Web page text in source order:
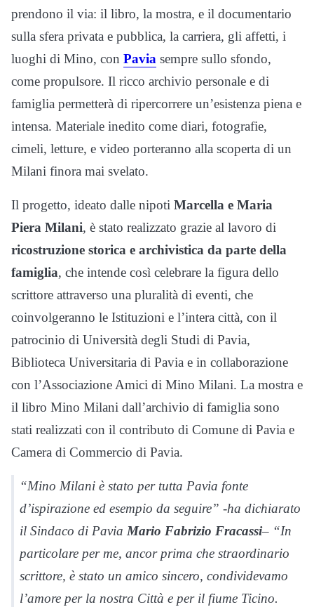
prendono il via: il libro, la mostra, e il documentario
sulla sfera privata e pubblica, la carriera, gli affetti, i
luoghi di Mino, con Pavia sempre sullo sfondo,
come propulsore. Il ricco archivio personale e di
famiglia permetterà di ripercorrere un’esistenza piena e
intensa. Materiale inedito come diari, fotografie,
cimeli, letture, e video porteranno alla scoperta di un
Milani finora mai svelato.
Il progetto, ideato dalle nipoti Marcella e Maria
Piera Milani, è stato realizzato grazie al lavoro di
ricostruzione storica e archivistica da parte della
famiglia, che intende così celebrare la figura dello
scrittore attraverso una pluralità di eventi, che
coinvolgeranno le Istituzioni e l’intera città, con il
patrocinio di Università degli Studi di Pavia,
Biblioteca Universitaria di Pavia e in collaborazione
con l’Associazione Amici di Mino Milani. La mostra e
il libro Mino Milani dall’archivio di famiglia sono
stati realizzati con il contributo di Comune di Pavia e
Camera di Commercio di Pavia.
“Mino Milani è stato per tutta Pavia fonte
d’ispirazione ed esempio da seguire” -ha dichiarato
il Sindaco di PaviaMario Fabrizio Fracassi– “In
particolare per me, ancor prima che straordinario
scrittore, è stato un amico sincero, condividevamo
l’amore per la nostra Città e per il fiume Ticino.